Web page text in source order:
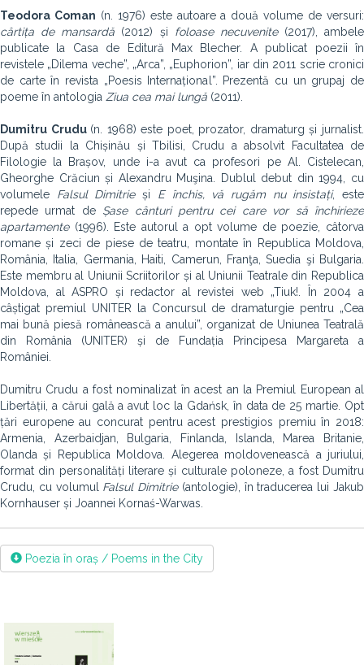
Teodora Coman (n. 1976) este autoare a două volume de versuri:
cârtița de mansardă (2012) și foloase necuvenite(2017), ambele
publicate la Casa de Editură Max Blecher. A publicat poezii în
revistele „Dilema veche”, „Arca”, „Euphorion”, iar din 2011 scrie cronici
de carte în revista „Poesis Internațional”. Prezentă cu un grupaj de
poeme în antologia Ziua cea mai lungă (2011).
Dumitru Crudu (n. 1968) este poet, prozator, dramaturg și jurnalist.
După studii la Chișinău și Tbilisi, Crudu a absolvit Facultatea de
Filologie la Brașov, unde i-a avut ca profesori pe Al. Cistelecan,
Gheorghe Crăciun și Alexandru Muşina. Dublul debut din 1994, cu
volumele Falsul Dimitrieși E închis, vă rugăm nu insistați, este
repede urmat de Șase cânturi pentru cei care vor să închirieze
apartamente(1996). Este autorul a opt volume de poezie, câtorva
romane și zeci de piese de teatru, montate în Republica Moldova,
România, Italia, Germania, Haiti, Camerun, Franţa, Suedia şi Bulgaria.
Este membru al Uniunii Scriitorilor și al Uniunii Teatrale din Republica
Moldova, al ASPRO și redactor al revistei web „Tiuk!. În 2004 a
câștigat premiul UNITER la Concursul de dramaturgie pentru „Cea
mai bună piesă românească a anului”, organizat de Uniunea Teatrală
din România (UNITER) și de Fundația Principesa Margareta a
României.
Dumitru Crudu a fost nominalizat în acest an la Premiul European al
Libertății, a cărui gală a avut loc la Gdańsk, în data de 25 martie. Opt
țări europene au concurat pentru acest prestigios premiu în 2018:
Armenia, Azerbaidjan, Bulgaria, Finlanda, Islanda, Marea Britanie,
Olanda și Republica Moldova. Alegerea moldovenească a juriului,
format din personalități literare și culturale poloneze, a fost Dumitru
Crudu, cu volumul Falsul Dimitrie (antologie), în traducerea lui Jakub
Kornhauser și Joannei Kornaś-Warwas.
Poezia în oraș / Poems in the City